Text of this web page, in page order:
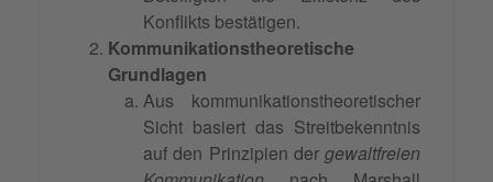
Konflikts bestätigen.
Kommunikationstheoretische
Grundlagen
Aus kommunikationstheoretischer
Sicht basiert das Streitbekenntnis
auf den Prinzipien der gewaltfreien